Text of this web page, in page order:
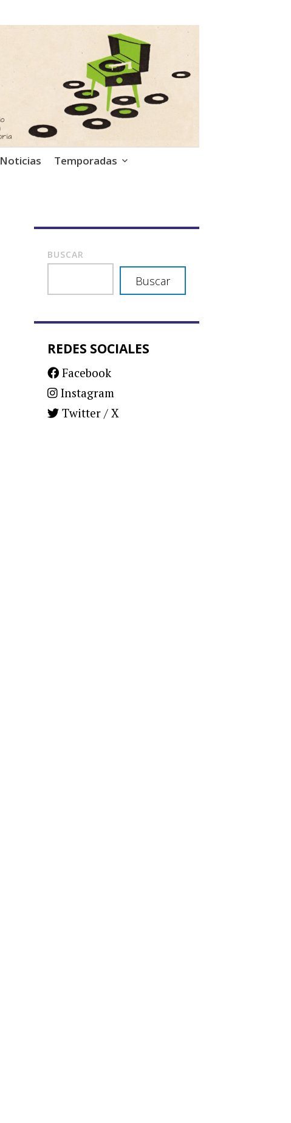
Noticias Temporadas
BUSCAR
Buscar
REDES SOCIALES
Facebook
Instagram
Twitter / X